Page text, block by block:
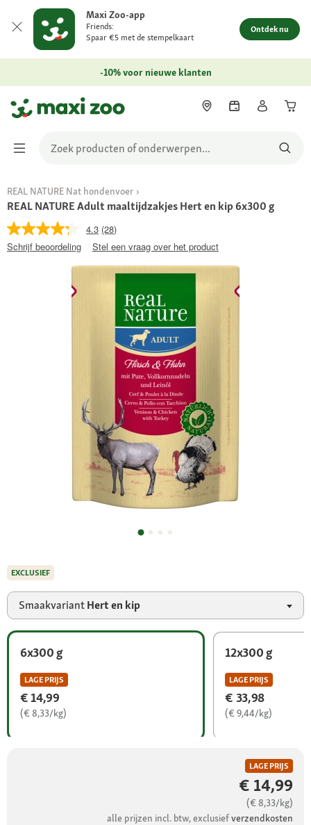
Maxi Zoo-app
Friends:
Spaar €5 met de stempelkaart
Ontdek nu
-10% voor nieuwe klanten
REAL NATURE Nat hondenvoer
REAL NATURE Adult maaltijdzakjes Hert en kip 6x300 g
4.3 (28)
Schrijf beoordeling
Stel een vraag over het product
SmaakvariantHert en kip
6x300 g
LAGE PRIJS
€ 14,99
(€ 8,33/kg)
12x300 g
LAGE PRIJS
€ 33,98
(€ 9,44/kg)
LAGE PRIJS
€ 14,99
(€ 8,33/kg)
alle prijzen incl. btw, exclusiefverzendkosten
EXCLUSIEF